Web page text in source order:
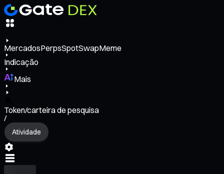
MercadosPerpsSpotSwapMeme
Indicação
Mais
Token/carteira de pesquisa
/
Atividade